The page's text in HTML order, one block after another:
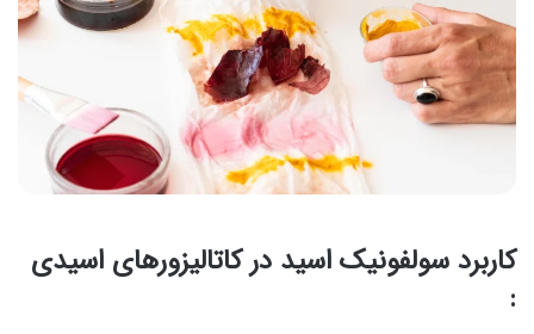
کاربرد سولفونیک اسید در کاتالیزورهای اسیدی
: